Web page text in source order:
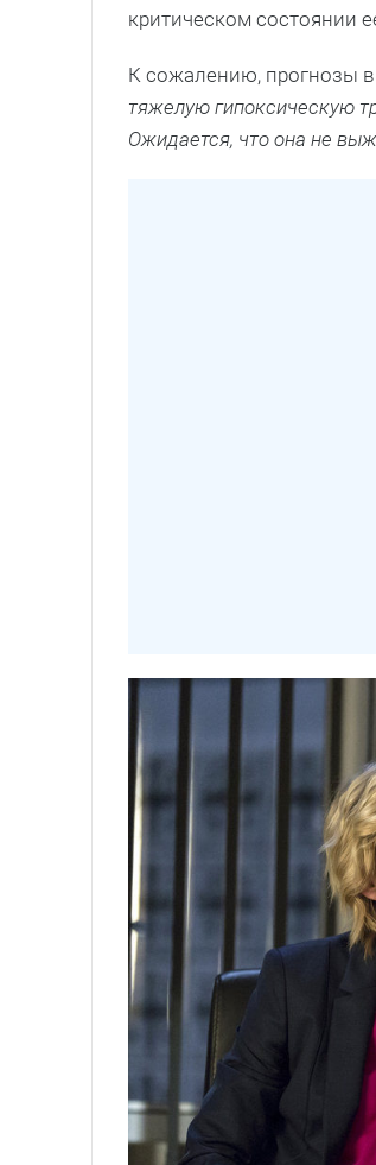
критическом состоянии
К сожалению, прогнозы
тяжелую гипоксическую
Ожидается, что она не